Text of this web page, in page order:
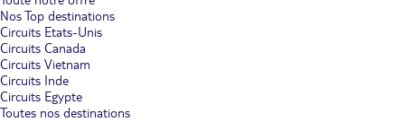
Nos Top destinations
Circuits Etats-Unis
Circuits Canada
Circuits Vietnam
Circuits Inde
Circuits Egypte
Toutes nos destinations